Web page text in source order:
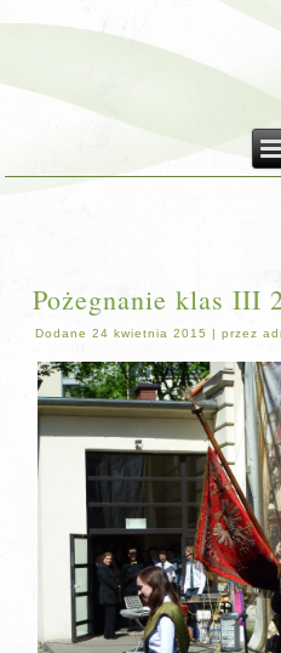
Pożegnanie klas III
Dodane 24 kwietnia 2015 |przez